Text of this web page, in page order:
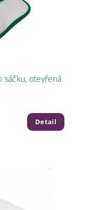
sáčku, otevřená
Detail